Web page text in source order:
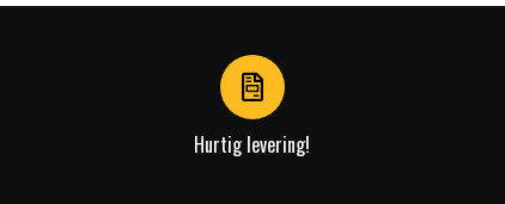
Hurtig levering!